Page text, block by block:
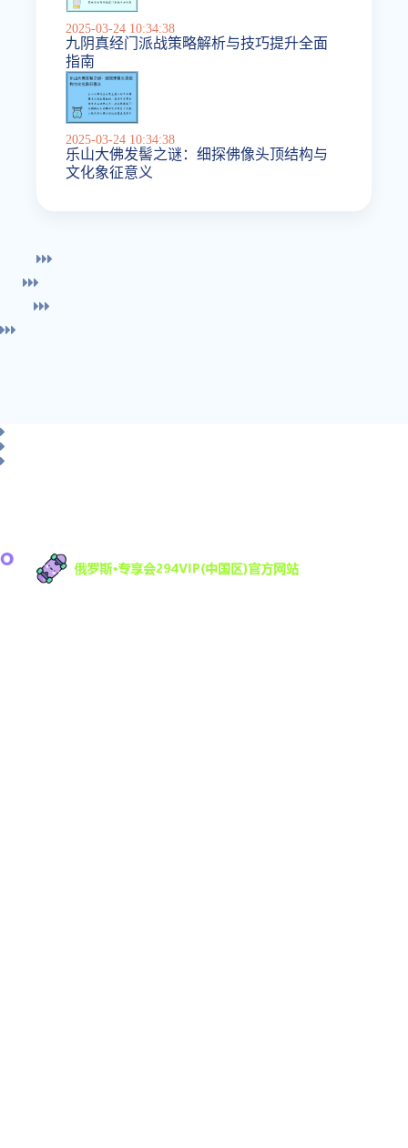
2025-03-24 10:34:38
九阴真经门派战策略解析与技巧提升全面
指南
2025-03-24 10:34:38
乐山大佛发髻之谜：细探佛像头顶结构与
文化象征意义